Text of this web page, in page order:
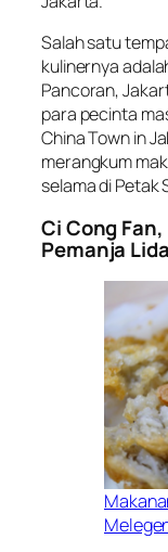
Salah satu
kulinernya
Pancoran,
para pecinta
China Town in
merangkum
selama di Petak
Ci Cong
Pemanja